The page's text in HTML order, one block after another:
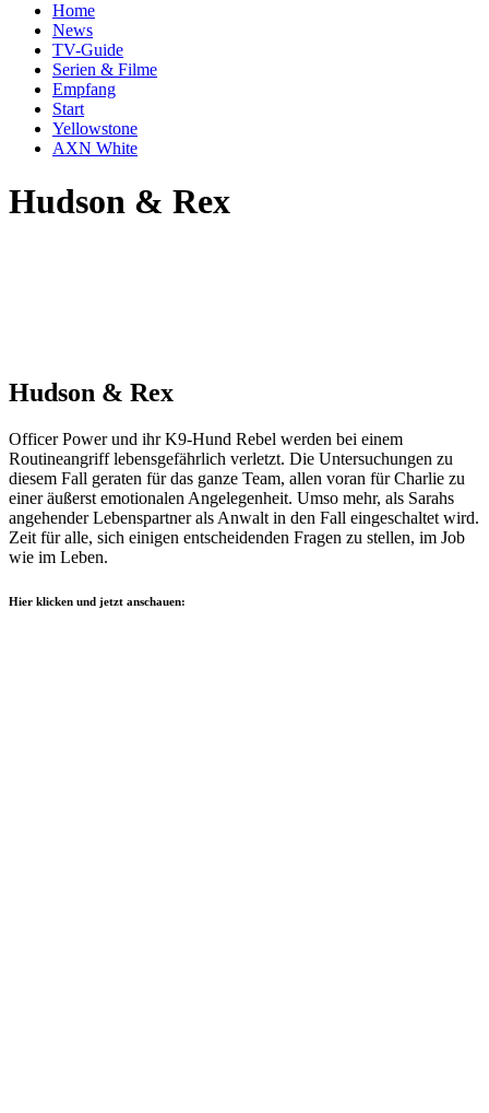
Home
News
TV-Guide
Serien & Filme
Empfang
Start
Yellowstone
AXN White
Hudson & Rex
Hudson & Rex
Officer Power und ihr K9-Hund Rebel werden bei einem
Routineangriff lebensgefährlich verletzt. Die Untersuchungen zu
diesem Fall geraten für das ganze Team, allen voran für Charlie zu
einer äußerst emotionalen Angelegenheit. Umso mehr, als Sarahs
angehender Lebenspartner als Anwalt in den Fall eingeschaltet wird.
Zeit für alle, sich einigen entscheidenden Fragen zu stellen, im Job
wie im Leben.
Hier klicken und jetzt anschauen: